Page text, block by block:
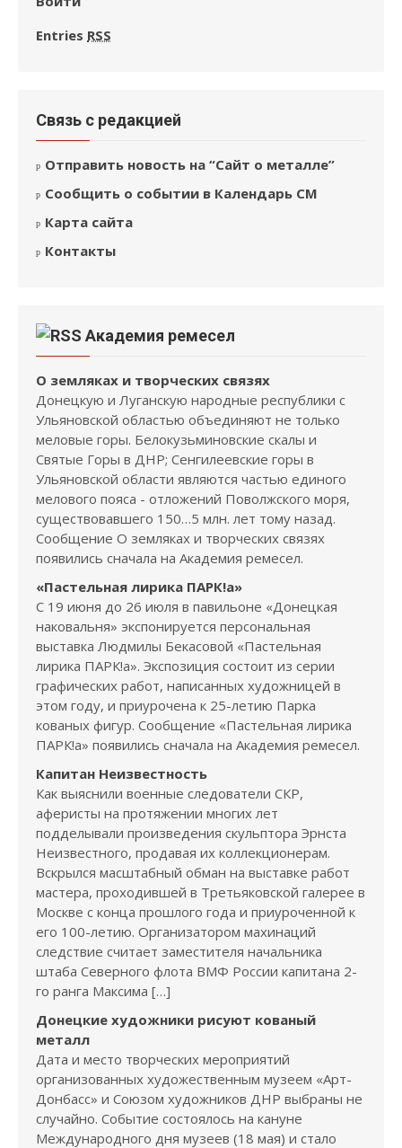
Entries RSS
Связь с редакцией
Отправить новость на “Сайт о металле”
Сообщить о событии в Календарь СМ
Карта сайта
Контакты
Академия ремесел
О земляках и творческих связях
Донецкую и Луганскую народные республики с
Ульяновской областью объединяют не только
меловые горы. Белокузьминовские скалы и
Святые Горы в ДНР; Сенгилеевские горы в
Ульяновской области являются частью единого
мелового пояса - отложений Поволжского моря,
существовавшего 150…5 млн. лет тому назад.
Сообщение О земляках и творческих связях
появились сначала на Академия ремесел.
«Пастельная лирика ПАРК!а»
С 19 июня до 26 июля в павильоне «Донецкая
наковальня» экспонируется персональная
выставка Людмилы Бекасовой «Пастельная
лирика ПАРК!а». Экспозиция состоит из серии
графических работ, написанных художницей в
этом году, и приурочена к 25-летию Парка
кованых фигур. Сообщение «Пастельная лирика
ПАРК!а» появились сначала на Академия ремесел.
Капитан Неизвестность
Как выяснили военные следователи СКР,
аферисты на протяжении многих лет
подделывали произведения скульптора Эрнста
Неизвестного, продавая их коллекционерам.
Вскрылся масштабный обман на выставке работ
мастера, проходившей в Третьяковской галерее в
Москве с конца прошлого года и приуроченной к
его 100-летию. Организатором махинаций
следствие считает заместителя начальника
штаба Северного флота ВМФ России капитана 2-
го ранга Максима […]
Донецкие художники рисуют кованый
металл
Дата и место творческих мероприятий
организованных художественным музеем «Арт-
Донбасс» и Союзом художников ДНР выбраны не
случайно. Событие состоялось на кануне
Международного дня музеев (18 мая) и стало